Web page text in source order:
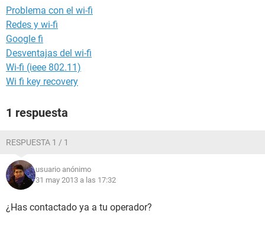
Problema con el wi-fi
Redes y wi-fi
Google fi
Desventajas del wi-fi
Wi-fi (ieee 802.11)
Wi fi key recovery
1 respuesta
RESPUESTA 1 / 1
usuario anónimo
31 may 2013 a las 17:32
¿Has contactado ya a tu operador?